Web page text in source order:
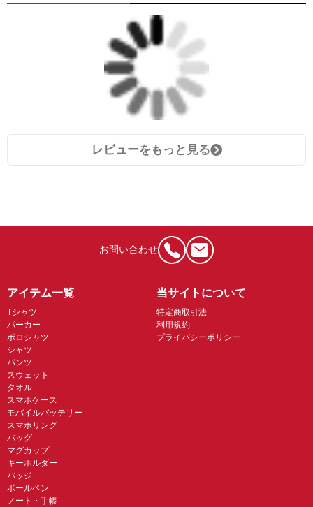
レビューをもっと見る
お問い合わせ
アイテム一覧
Tシャツ
パーカー
ポロシャツ
シャツ
パンツ
スウェット
タオル
スマホケース
モバイルバッテリー
スマホリング
バッグ
マグカップ
キーホルダー
バッジ
ボールペン
ノート・手帳
当サイトについて
特定商取引法
利用規約
プライバシーポリシー